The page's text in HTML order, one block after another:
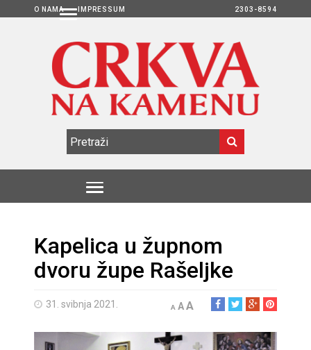
O NAMA IMPRESSUM 2303-8594
Kapelica u župnom
dvoru župe Rašeljke
31. svibnja 2021. A AA